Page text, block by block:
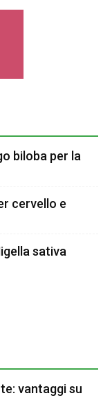
biloba per la
cervello e
sativa
vantaggi su